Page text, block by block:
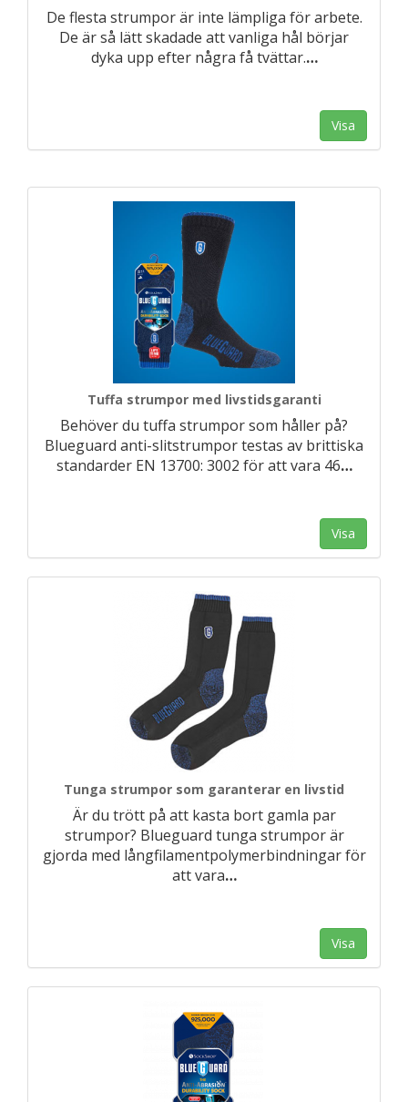
De flesta strumpor är inte lämpliga för arbete.
De är så lätt skadade att vanliga hål börjar
dyka upp efter några få tvättar.…
Visa
Tuffa strumpor med livstidsgaranti
Behöver du tuffa strumpor som håller på?
Blueguard anti-slitstrumpor testas av brittiska
standarder EN 13700: 3002 för att vara 46…
Visa
Tunga strumpor som garanterar en livstid
Är du trött på att kasta bort gamla par
strumpor? Blueguard tunga strumpor är
gjorda med långfilamentpolymerbindningar för
att vara…
Visa